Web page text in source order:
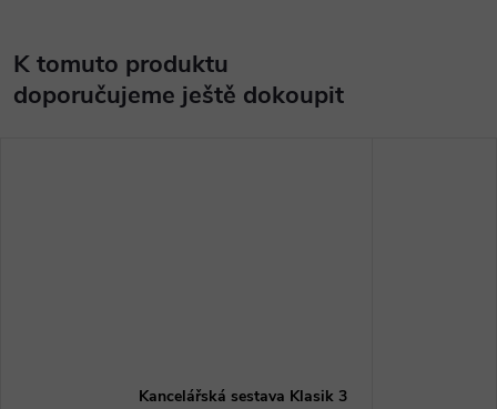
K tomuto produktu
doporučujeme ještě dokoupit
Kancelářská sestava Klasik 3